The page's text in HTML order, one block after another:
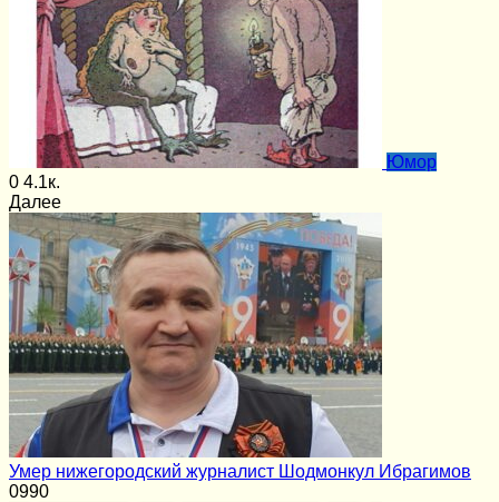
Юмор
0 4.1к.
Далее
Умер нижегородский журналист Шодмонкул Ибрагимов
0990